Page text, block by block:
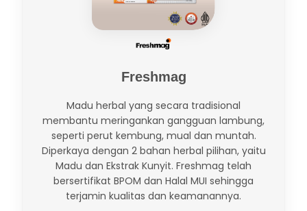
Freshmag
Madu herbal yang secara tradisional
membantu meringankan gangguan lambung,
seperti perut kembung, mual dan muntah.
Diperkaya dengan 2 bahan herbal pilihan, yaitu
Madu dan Ekstrak Kunyit. Freshmag telah
bersertifikat BPOM dan Halal MUI sehingga
terjamin kualitas dan keamanannya.